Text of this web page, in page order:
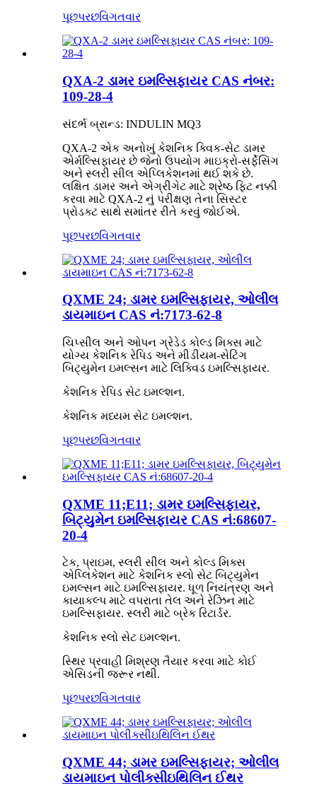
પૂછપરછવિગતવાર
QXA-2 ડામર ઇમલ્સિફાયર CAS નંબર:
109-28-4
સંદર્ભ બ્રાન્ડ: INDULIN MQ3
QXA-2 એક અનોખું કેશનિક ક્વિક-સેટ ડામર
એર્મલ્સિફાયર છે જેનો ઉપયોગ માઇક્રો-સર્ફેસિંગ
અને સ્લરી સીલ એપ્લિકેશનમાં થઈ શકે છે.
લક્ષિત ડામર અને એગ્રીગેટ માટે શ્રેષ્ઠ ફિટ નક્કી
કરવા માટે QXA-2 નું પરીક્ષણ તેના સિસ્ટર
પ્રોડક્ટ સાથે સમાંતર રીતે કરવું જોઈએ.
પૂછપરછવિગતવાર
QXME 24; ડામર ઇમલ્સિફાયર, ઓલીલ
ડાયમાઇન CAS નં:7173-62-8
ચિપ્સીલ અને ઓપન ગ્રેડેડ કોલ્ડ મિક્સ માટે
યોગ્ય કેશનિક રેપિડ અને મીડીયમ-સેટિંગ
બિટ્યુમેન ઇમલ્સન માટે લિક્વિડ ઇમલ્સિફાયર.
કેશનિક રેપિડ સેટ ઇમલ્શન.
કેશનિક મધ્યમ સેટ ઇમલ્શન.
પૂછપરછવિગતવાર
QXME 11;E11; ડામર ઇમલ્સિફાયર,
બિટ્યુમેન ઇમલ્સિફાયર CAS નં:68607-
20-4
ટેક, પ્રાઇમ, સ્લરી સીલ અને કોલ્ડ મિક્સ
એપ્લિકેશન માટે કેશનિક સ્લો સેટ બિટ્યુમેન
ઇમલ્સન માટે ઇમલ્સિફાયર. ધૂળ નિયંત્રણ અને
કાયાકલ્પ માટે વપરાતા તેલ અને રેઝિન માટે
ઇમલ્સિફાયર. સ્લરી માટે બ્રેક રિટાર્ડર.
કેશનિક સ્લો સેટ ઇમલ્શન.
સ્થિર પ્રવાહી મિશ્રણ તૈયાર કરવા માટે કોઈ
એસિડની જરૂર નથી.
પૂછપરછવિગતવાર
QXME 44; ડામર ઇમલ્સિફાયર; ઓલીલ
ડાયમાઇન પોલીક્સીઇથિલિન ઈથર